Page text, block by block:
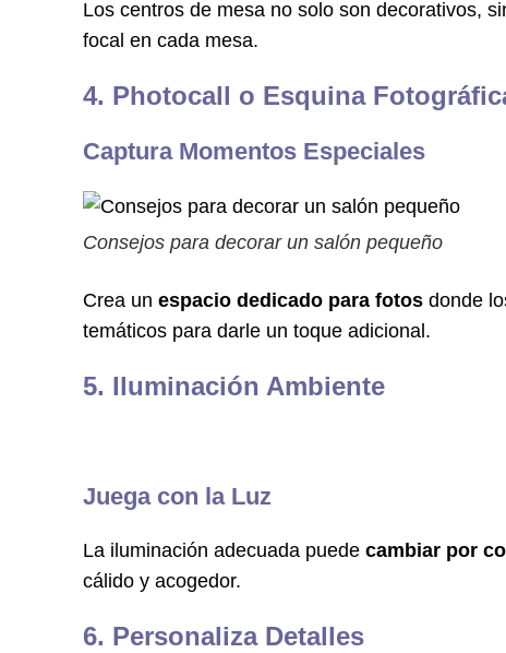
Los centros de mesa no solo son decorativos,
focal en cada mesa.
4. Photocall o Esquina
Captura Momentos Especiales
Consejos para decorar un salón pequeño
Crea un espacio dedicado para fotos donde
temáticos para darle un toque adicional.
5. Iluminación Ambiente
Juega con la Luz
La iluminación adecuada puede cambiar por
cálido y acogedor.
6. Personaliza Detalles